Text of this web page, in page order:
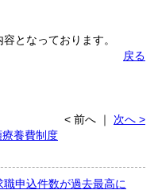
となっております。
戻る
< 前へ ｜ 次へ >
養費制度
申込件数が過去最高に